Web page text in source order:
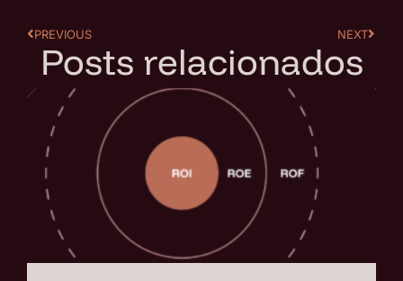
PREVIOUS NEXT
Posts relacionados